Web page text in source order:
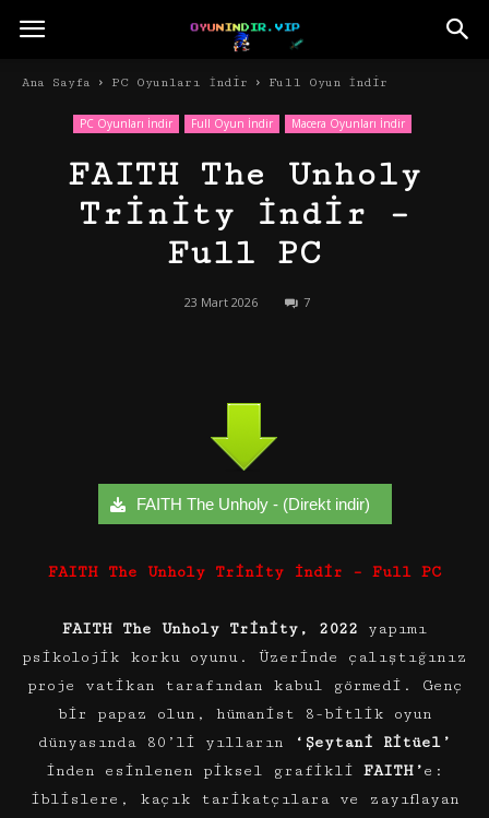
Ana Sayfa PC Oyunları İndir Full Oyun İndir
PC Oyunları İndir Full Oyun İndir Macera Oyunları İndir
FAITH The Unholy
Trinity İndir –
Full PC
23 Mart 2026 7
FAITH The Unholy - (Direkt indir)
FAITH The Unholy Trinity İndir – Full PC
FAITH The Unholy Trinity, 2022 yapımı
psikolojik korku oyunu. Üzerinde çalıştığınız
proje vatikan tarafından kabul görmedi. Genç
bir papaz olun, hümanist 8-bitlik oyun
dünyasında 80’li yılların ‘Şeytani Ritüel’
inden esinlenen piksel grafikli FAITH’e:
iblislere, kaçık tarikatçılara ve zayıflayan